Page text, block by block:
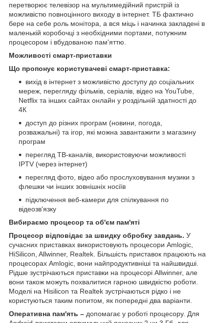
перетворює телевізор на мультимедійний пристрій із
можливістю повноцінного виходу в інтернет. ТБ фактично
бере на себе роль монітора, а вся міць і начинка закладені в
маленькій коробочці з необхідними портами, потужним
процесором і вбудованою пам'яттю.
Можливості смарт-приставки
Що пропонує користувачеві смарт-приставка:
вихід в інтернет з можливістю доступу до соціальних
мереж, перегляду фільмів, серіалів, відео на YouTube,
Netflix та інших сайтах онлайн у роздільній здатності до
4К
доступ до різних програм (новини, погода,
розважальні) та ігор, які можна завантажити з магазину
програм
перегляд ТВ-каналів, використовуючи можливості
IPTV (через інтернет)
перегляд фото, відео або прослуховування музики з
флешки чи інших зовнішніх носіїв
підключення веб-камери для спілкування по
відеозв'язку
Вибираємо процесор та об'єм пам'яті
Процесор відповідає за швидку обробку завдань. У
сучасних приставках використовують процесори Amlogic,
HiSilicon, Allwinner, Realtek. Більшість приставок працюють на
процесорах Amlogic, вони найпродуктивніші та найшвидші.
Рідше зустрічаються приставки на процесорі Allwinner, але
вони також можуть похвалитися гарною швидкістю роботи.
Моделі на Hisilicon та Realtek зустрічаються рідко і не
користуються таким попитом, як попередні два варіанти.
Оперативна пам'ять – допомагає у роботі процесору. Для